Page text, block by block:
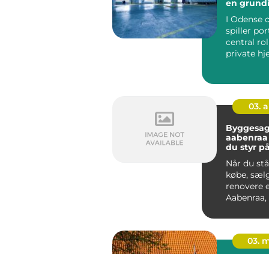
en
I Odense
spiller
central
private
03.
aabenraa sådan får
du styr
Når du
købe,
renovere
03.